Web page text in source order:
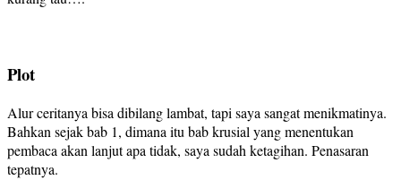
Plot
Alur ceritanya bisa dibilang lambat, tapi saya sangat menikmatinya.
Bahkan sejak bab 1, dimana itu bab krusial yang menentukan
pembaca akan lanjut apa tidak, saya sudah ketagihan. Penasaran
tepatnya.